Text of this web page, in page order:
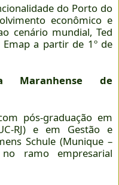
do Porto do
econômico e
cenário mundial, Ted
a partir de 1º de
Maranhense de
pós-graduação em
RJ) e em Gestão e
Schule (Munique –
ramo empresarial